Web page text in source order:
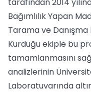
Bağımlılık Yapan
Tarama ve Danışma
Kurduğu ekiple bu
tamamlanmasını
analizlerinin
Laboratuvarında